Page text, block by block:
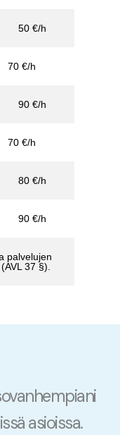
50 €/h
70 €/h
90 €/h
70 €/h
80 €/h
90 €/h
palvelujen
37 §).
asioissa.